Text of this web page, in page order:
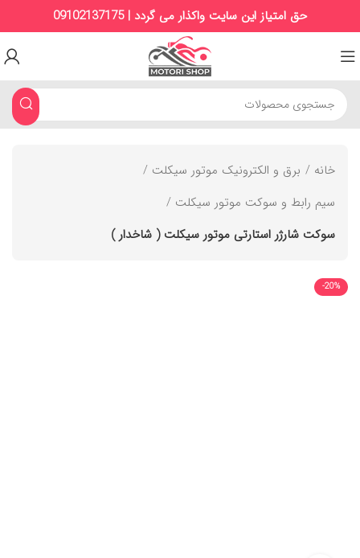
حق امتیاز این سایت واکذار می گردد | 09102137175
خانه
برق و الکترونیک موتور سیکلت
سیم رابط و سوکت موتور سیکلت
سوکت شارژر استارتی موتور سیکلت ( شاخدار )
-20%